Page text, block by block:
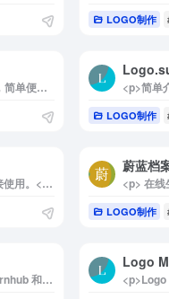
LOGO制作
<p>Logo Galleria 是一款免费的在线AI Logo生成器，简单便捷地帮助用户生成专业、个性化的Logo，适合各类行业。无需注册登录即可使用，生成的Logo支持PNG和SVG格式下载，并提供高级编辑功能，满足不同设计需求。</p><p>详细介绍：</p><p>Logo Galleria 是一个专为用户提供免费在线Logo设计服务的AI工具。其核心优势在于快速、便捷地为用户生成符合特定需求的专业Logo。无论是初创企业、自由职业者，还是想要更新品牌形象的企业，都可以通过这款工具轻松生成符合行业特点的Logo设计。</p><p>用户只需输入相关描述，Logo Galleria 即会利用AI算法自动生成多款备选Logo，供用户挑选和修改。系统内置多种行业模板，涵盖了科技、教育、餐饮、金融、时尚等多个领域，帮助用户快速找到契合的风格。此外，该工具还支持高度自定义编辑，用户可以根据喜好对生成的Logo进行进一步调整，包括图形、颜色、字体、尺寸等，确保最终设计与品牌个性相符。</p><p>Logo Galleria 生成的Logo支持PNG和SVG格式下载，方便用户在不同平台、媒介上进行展示或宣传。作为一款免注册使用的工具，它为用户提供了极大的便捷性，让初学者和专业人士都可以在短时间内获得理想的Logo作品。对于希望快速创建高质量Logo的用户而言，Logo Galleria 是一个可靠而实用的选择。</p><img decoding="async" data-src="//www.40000.net/wp-content/uploads/2024/12/20241215121741-675ec8e50dd67.webp" src="https://www.40000.net/wp-content/themes/onenav/images/t.png" alt="Logo Galleria">
LOGO制作
<p>这个工具无需下载软件、不用注册登陆，即可直接使用。</p><p>操作也很简单，选择网站提供的Icon图标或者让AI助手按照你的需求帮你生成一个。</p><p>更改背景以及图标的相关参数，即可一键生成。</p><p>支持输出为PNG或者SVG格式，下载的图片没有水印，很给力！</p>
蔚蓝档
<p> 在
LOGO制作
<p> 一款简易的 Logo 生成工具，你可以用它生成 Pornhub 和 YouTube 风格的 Logo </p>
Logo